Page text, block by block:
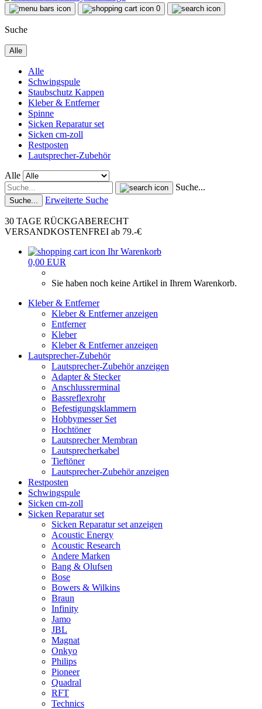
0
Suche
Alle
Alle
Schwingspule
Staubschutz Kappen
Kleber & Entferner
Spinne
Sicken Reparatur set
Sicken cm-zoll
Restposten
Lautsprecher-Zubehör
Alle
Suche...
Suche... Erweiterte Suche
30 TAGE RÜCKGABERECHT
VERSANDKOSTENFREI ab 79.-€
Ihr Warenkorb
0,00 EUR
Sie haben noch keine Artikel in Ihrem Warenkorb.
Kleber & Entferner
Kleber & Entferner anzeigen
Entferner
Kleber
Kleber & Entferner anzeigen
Lautsprecher-Zubehör
Lautsprecher-Zubehör anzeigen
Adapter & Stecker
Anschlussrerminal
Bassreflexrohr
Befestigungsklammern
Hobbymesser Set
Hochtöner
Lautsprecher Membran
Lautsprecherkabel
Tieftöner
Lautsprecher-Zubehör anzeigen
Restposten
Schwingspule
Sicken cm-zoll
Sicken Reparatur set
Sicken Reparatur set anzeigen
Acoustic Energy
Acoustic Research
Andere Marken
Bang & Olufsen
Bose
Bowers & Wilkins
Braun
Infinity
Jamo
JBL
Magnat
Onkyo
Philips
Pioneer
Quadral
RFT
Technics